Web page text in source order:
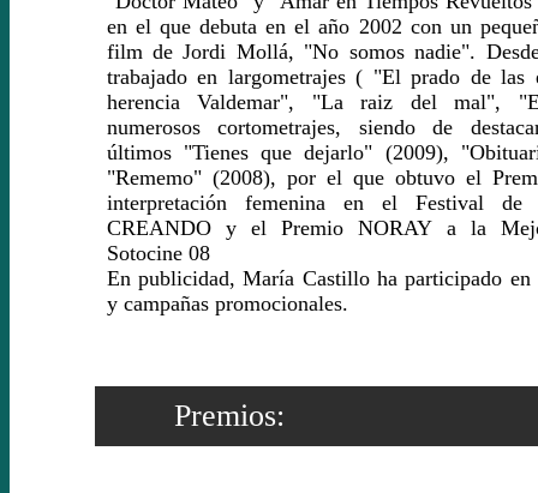
en el que debuta en el año 2002 con un
film de Jordi Mollá, "No somos nadie".
trabajado en largometrajes ( "El prado de las
herencia Valdemar", "La raiz del mal",
numerosos cortometrajes, siendo de
últimos "Tienes que dejarlo" (2009),
"Rememo" (2008), por el que obtuvo el
interpretación femenina en el Festival de
CREANDO y el Premio NORAY a la
Sotocine 08
En publicidad, María Castillo ha participado en
y campañas promocionales.
Premios: